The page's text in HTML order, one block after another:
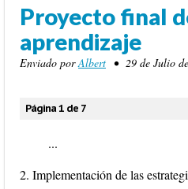
Proyecto final
aprendizaje
Enviado porAlbert • 29 de Julio
Página 1 de 7
...
2. Implementación de las